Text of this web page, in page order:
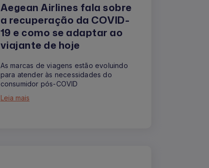
Aegean Airlines fala sobre
a recuperação da COVID-
19 e como se adaptar ao
viajante de hoje
As marcas de viagens estão evoluindo
para atender às necessidades do
consumidor pós-COVID
Leia mais